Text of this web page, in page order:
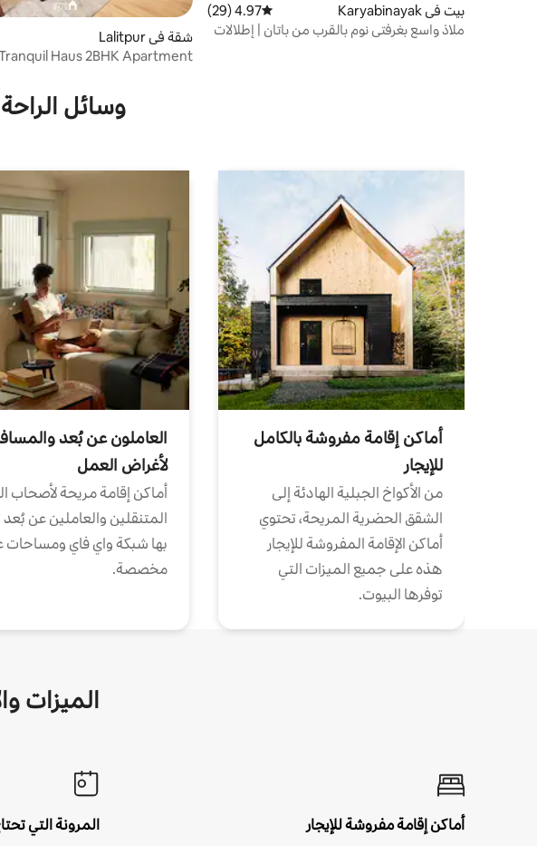
بيت في Karyabinayak متوسط التقييم 4.97 من 5، 29 مراجعات
4.97 (29)
ملاذ واسع بغرفتي نوم بالقرب من باتان | إطلالات
شقة في Lalitpur
Haus 2BHK Apartment
وسائل
أماكن إقامة مفروشة بالكامل
للإيجار
من الأكواخ الجبلية الهادئة إلى
الشقق الحضرية المريحة، تحتوي
أماكن الإقامة المفروشة للإيجار
هذه على جميع الميزات التي
توفرها البيوت.
العاملون عن بُعد
لأغراض العمل
أماكن إقامة مريحة لأصحاب
المتنقلين والعاملين عن بُعد
بها شبكة واي فاي
مخصصة.
الميزات
أماكن إقامة مفروشة للإيجار
المرونة التي